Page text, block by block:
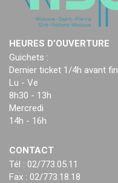
HEURES D’OUVERTURE
Guichets :
Dernier ticket 1/4h avant fin
Lu - Ve
8h30 - 13h
Mercredi
14h - 16h
CONTACT
Tél : 02/773.05.11
Fax : 02/773.18.18